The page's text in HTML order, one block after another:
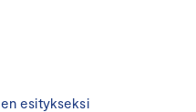
esitykseksi